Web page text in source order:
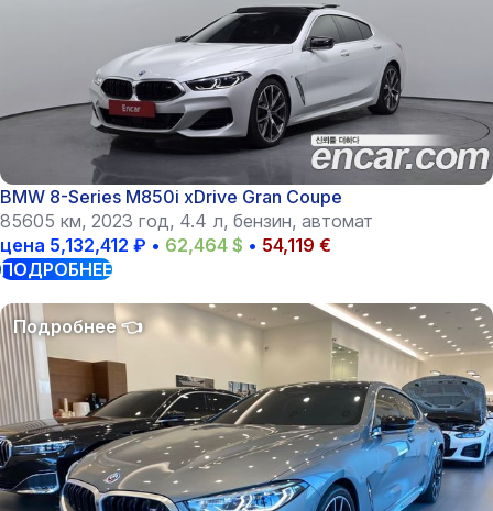
BMW 8-Series M850i xDrive Gran Coupe
85605 км, 2023 год, 4.4 л, бензин, автомат
цена 5,132,412 ₽ • 62,464 $ • 54,119 €
ПОДРОБНЕЕ